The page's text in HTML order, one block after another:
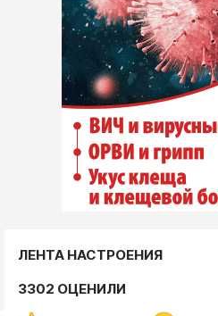
ЛЕНТА НАСТРОЕНИЯ
3302 ОЦЕНИЛИ